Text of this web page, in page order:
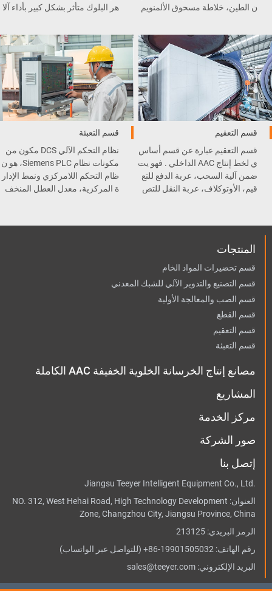
ن الطين، خلاطة مسحوق الألمنويم
ل، و غيرها .
هر البلوك متأثر بشكل كبير بأداء آلا
قسم التعقيم
قسم التعقيم عبارة عن قسم أساس
ي لخط إنتاج AAC الداخلي . فهو يت
ضمن آلية السحب، عربة الدفع للتع
قيم، الأوتوكلاف، عربة النقل للتص
قسم التعبئة
نظام التحكم الآلي DCS مكون من
مكونات نظام Siemens PLC، هو ن
ظام التحكم اللامركزي ونمط الإدار
ة المركزية، معدل العطل المنخف
المنتجات
قسم تحضيرات المواد الخام
قسم التصنيع والتدوير الآلي للشبك المعدني
قسم الصب والمعالجة الأولية
قسم القطع
قسم التعقيم
قسم التعبئة
مصانع إنتاج الخرسانة الخلوية الخفيفة AAC الكاملة
المشاريع
مركز الخدمة
صور الشركة
إتصل بنا
Jiangsu Teeyer Intelligent Equipment Co., Ltd.
العنوان: NO. 312, West Hehai Road, High Technology Development
Zone, Changzhou City, Jiangsu Province, China
الرمز البريدي: 213125
رقم الهاتف: +86-19901505032(للتواصل عبر الواتساب)
البريد الإلكتروني: sales@teeyer.com